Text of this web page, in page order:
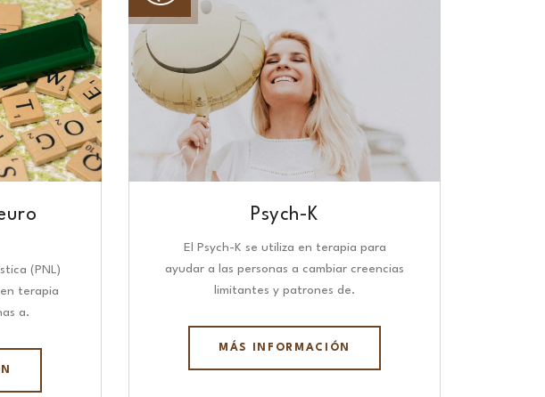
(PNL)
terapia
a.
Psych-K
El Psych-K se utiliza en terapia para
ayudar a las personas a cambiar creencias
limitantes y patrones de.
MÁS INFORMACIÓN